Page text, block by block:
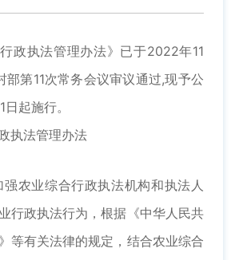
行政执法管理办法》已于2022年11
部第11次常务会议审议通过,现予公
起施行。
执法管理办法
农业综合行政执法机构和执法人
行政执法行为，根据《中华人民共
等有关法律的规定，结合农业综合